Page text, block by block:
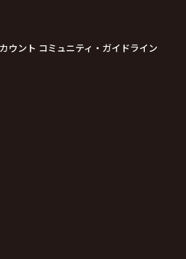
ント コミュニティ・ガイドライン